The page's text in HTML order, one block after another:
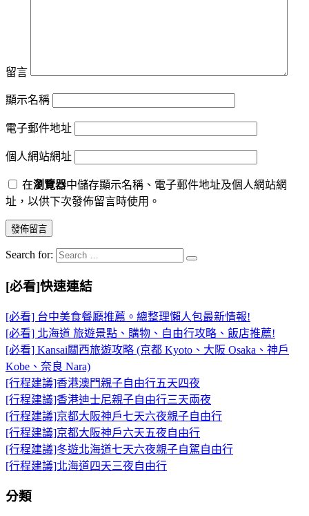
留言
顯示名稱
電子郵件地址
個人網站網址
在瀏覽器中儲存顯示名稱、電子郵件地址及個人網站網
址，以供下次發佈留言時使用。
Search for:
[必看]快速連結
[必看] 台中美食餐廳推薦。總整理懶人包最新情報!
[必看] 北海道 旅遊景點、購物、自由行攻略、飯店推薦!
[必看] Kansai關西旅遊攻略 (京都 Kyoto、大阪 Osaka、神戶
Kobe、奈良 Nara)
[行程建議]香港澳門親子自由行五天四夜
[行程建議]香港迪士尼親子自由行三天兩夜
[行程建議]京都大阪神戶七天六夜親子自由行
[行程建議]京都大阪神戶六天五夜自由行
[行程建議]冬遊北海道七天六夜親子自駕自由行
[行程建議]北海道四天三夜自由行
分類